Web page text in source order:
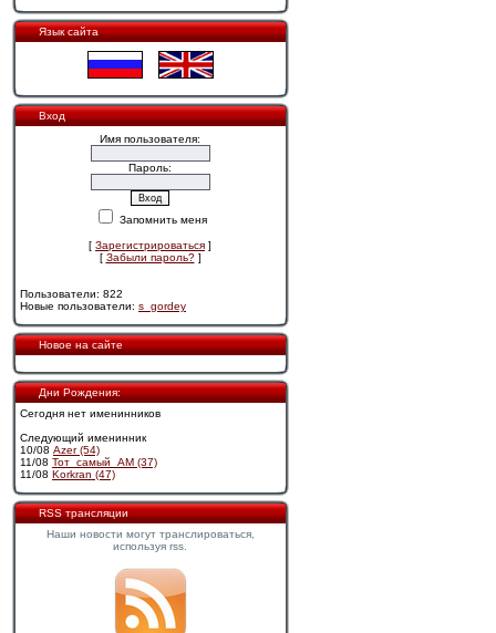
Язык сайта
Вход
Имя пользователя:
Пароль:
Запомнить меня
[ Зарегистрироваться ]
[ Забыли пароль?]
Пользователи: 822
Новые пользователи: s_gordey
Новое на сайте
Дни Рождения:
Сегодня нет именинников
Следующий именинник
10/08 Azer (54)
11/08 Тот_самый_АМ (37)
11/08 Korkran (47)
RSS трансляции
Наши новости могут транслироваться,
используя rss.